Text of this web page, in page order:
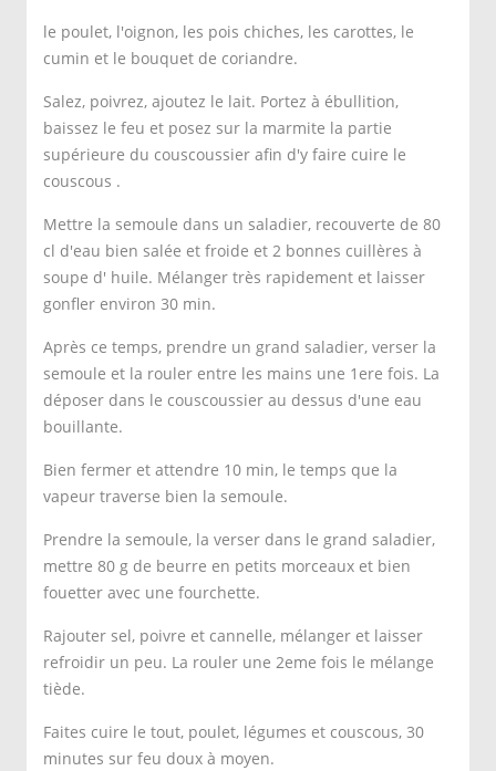
le poulet, l'oignon, les pois chiches, les carottes, le
cumin et le bouquet de coriandre.
Salez, poivrez, ajoutez le lait. Portez à ébullition,
baissez le feu et posez sur la marmite la partie
supérieure du couscoussier afin d'y faire cuire le
couscous .
Mettre la semoule dans un saladier, recouverte de 80
cl d'eau bien salée et froide et 2 bonnes cuillères à
soupe d' huile. Mélanger très rapidement et laisser
gonfler environ 30 min.
Après ce temps, prendre un grand saladier, verser la
semoule et la rouler entre les mains une 1ere fois. La
déposer dans le couscoussier au dessus d'une eau
bouillante.
Bien fermer et attendre 10 min, le temps que la
vapeur traverse bien la semoule.
Prendre la semoule, la verser dans le grand saladier,
mettre 80 g de beurre en petits morceaux et bien
fouetter avec une fourchette.
Rajouter sel, poivre et cannelle, mélanger et laisser
refroidir un peu. La rouler une 2eme fois le mélange
tiède.
Faites cuire le tout, poulet, légumes et couscous, 30
minutes sur feu doux à moyen.